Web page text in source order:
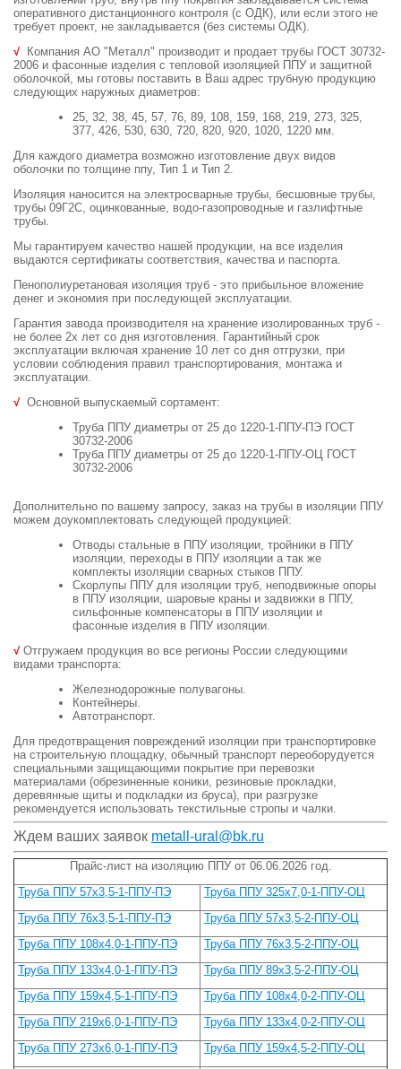
оперативного дистанционного контроля (с ОДК), или если этого не
требует проект, не закладывается (без системы ОДК).
√
Компания АО "Металл" производит и продает трубы ГОСТ 30732-
2006 и фасонные изделия с тепловой изоляцией ППУ и защитной
оболочкой, мы готовы поставить в Ваш адрес трубную продукцию
следующих наружных диаметров:
25, 32, 38, 45, 57, 76, 89, 108, 159, 168, 219, 273, 325,
377, 426, 530, 630, 720, 820, 920, 1020, 1220 мм.
Для каждого диаметра возможно изготовление двух видов
оболочки по толщине ппу, Тип 1 и Тип 2.
Изоляция наносится на электросварные трубы, бесшовные трубы,
трубы 09Г2С, оцинкованные, водо-газопроводные и газлифтные
трубы.
Мы гарантируем качество нашей продукции, на все изделия
выдаются сертификаты соответствия, качества и паспорта.
Пенополиуретановая изоляция труб - это прибыльное вложение
денег и экономия при последующей эксплуатации.
Гарантия завода производителя на хранение изолированных труб -
не более 2х лет со дня изготовления. Гарантийный срок
эксплуатации включая хранение 10 лет со дня отгрузки, при
условии соблюдения правил транспортирования, монтажа и
эксплуатации.
√ Основной выпускаемый сортамент:
Труба ППУ диаметры от 25 до 1220-1-ППУ-ПЭ ГОСТ
30732-2006
Труба ППУ диаметры от 25 до 1220-1-ППУ-ОЦ ГОСТ
30732-2006
Дополнительно по вашему запросу, заказ на трубы в изоляции ППУ
можем доукомплектовать следующей продукцией:
Отводы стальные в ППУ изоляции, тройники в ППУ
изоляции, переходы в ППУ изоляции а так же
комплекты изоляции сварных стыков ППУ.
Скорлупы ППУ для изоляции труб, неподвижные опоры
в ППУ изоляции, шаровые краны и задвижки в ППУ,
сильфонные компенсаторы в ППУ изоляции и
фасонные изделия в ППУ изоляции.
√ Отгружаем продукция во все регионы России следующими
видами транспорта:
Железнодорожные полувагоны.
Контейнеры.
Автотранспорт.
Для предотвращения повреждений изоляции при транспортировке
на строительную площадку, обычный транспорт переоборудуется
специальными защищающими покрытие при перевозки
материалами (обрезиненные коники, резиновые прокладки,
деревянные щиты и подкладки из бруса), при разгрузке
рекомендуется использовать текстильные стропы и чалки.
Ждем ваших заявок metall-ural@bk.ru
Прайс-лист на изоляцию ППУ от 06.06.2026 год.
Труба ППУ 57х3,5-1-ППУ-ПЭ
Труба ППУ 325х7,0-1-ППУ-ОЦ
Труба ППУ 76х3,5-1-ППУ-ПЭ
Труба ППУ 57х3,5-2-ППУ-ОЦ
Труба ППУ 108х4,0-1-ППУ-ПЭ
Труба ППУ 76х3,5-2-ППУ-ОЦ
Труба ППУ 133х4,0-1-ППУ-ПЭ
Труба ППУ 89х3,5-2-ППУ-ОЦ
Труба ППУ 159х4,5-1-ППУ-ПЭ
Труба ППУ 108х4,0-2-ППУ-ОЦ
Труба ППУ 219х6,0-1-ППУ-ПЭ
Труба ППУ 133х4,0-2-ППУ-ОЦ
Труба ППУ 273х6,0-1-ППУ-ПЭ
Труба ППУ 159х4,5-2-ППУ-ОЦ